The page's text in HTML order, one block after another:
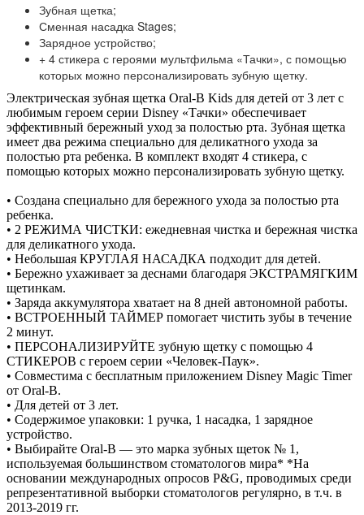
Зубная щетка;
Сменная насадка Stages;
Зарядное устройство;
+ 4 стикера с героями мультфильма «Тачки», с помощью
которых можно персонализировать зубную щетку.
Электрическая зубная щетка Oral-B Kids для детей от 3 лет с
любимым героем серии Disney «Тачки» обеспечивает
эффективный бережный уход за полостью рта. Зубная щетка
имеет два режима специально для деликатного ухода за
полостью рта ребенка. В комплект входят 4 стикера, с
помощью которых можно персонализировать зубную щетку.
• Создана специально для бережного ухода за полостью рта
ребенка.
• 2 РЕЖИМА ЧИСТКИ: ежедневная чистка и бережная чистка
для деликатного ухода.
• Небольшая КРУГЛАЯ НАСАДКА подходит для детей.
• Бережно ухаживает за деснами благодаря ЭКСТРАМЯГКИМ
щетинкам.
• Заряда аккумулятора хватает на 8 дней автономной работы.
• ВСТРОЕННЫЙ ТАЙМЕР помогает чистить зубы в течение
2 минут.
• ПЕРСОНАЛИЗИРУЙТЕ зубную щетку с помощью 4
СТИКЕРОВ с героем серии «Человек-Паук».
• Совместима с бесплатным приложением Disney Magic Timer
от Oral-B.
• Для детей от 3 лет.
• Содержимое упаковки: 1 ручка, 1 насадка, 1 зарядное
устройство.
• Выбирайте Oral-B — это марка зубных щеток № 1,
используемая большинством стоматологов мира* *На
основании международных опросов P&G, проводимых среди
репрезентативной выборки стоматологов регулярно, в т.ч. в
2013-2019 гг.